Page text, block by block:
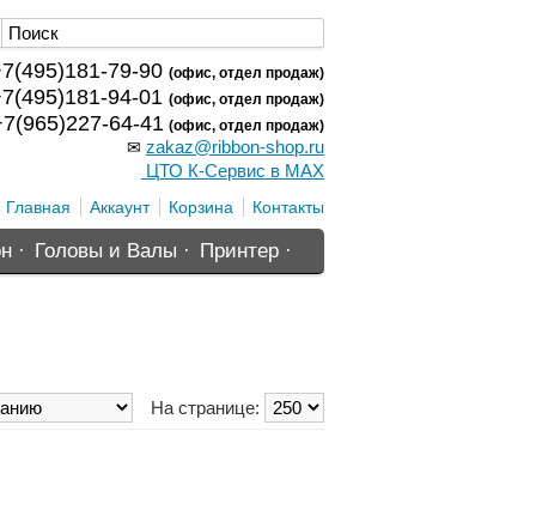
79-90 (офис, отдел продаж)
94-01 (офис, отдел продаж)
64-41 (офис, отдел продаж)
✉ zakaz@ribbon-shop.ru
ЦТО К-Сервис в MAX
Главная Аккаунт Корзина Контакты
· Головы и Валы · Принтер ·
На странице: